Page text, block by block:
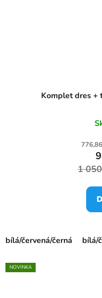
Komplet dres +
1
bílá/červená/černá bílá/
NOVINKA